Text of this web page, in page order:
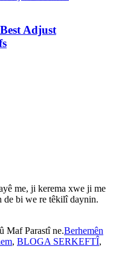
Adjust
me, ji kerema xwe ji me
de bi we re têkilî daynin.
Maf Parastî ne.Berhemên
, BLOGA SERKEFTÎ,